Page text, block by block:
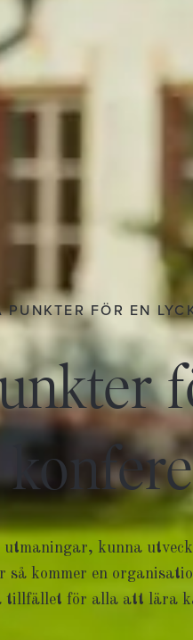
PUNKTER FÖR EN
kunna
så kommer en
tillfället för alla att lära